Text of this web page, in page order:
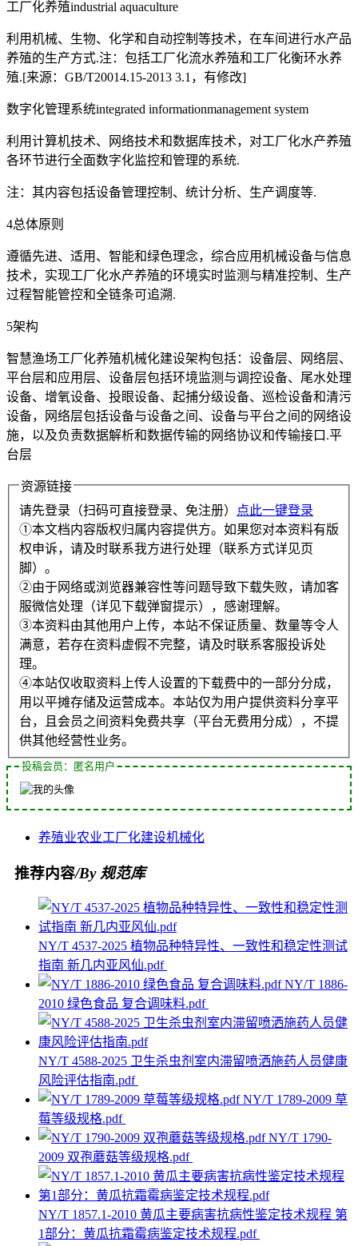
工厂化养殖industrial aquaculture
利用机械、生物、化学和自动控制等技术，在车间进行水产品
养殖的生产方式.注：包括工厂化流水养殖和工厂化衡环水养
殖.[来源：GB/T20014.15-2013 3.1，有修改]
数字化管理系统integrated informationmanagement system
利用计算机技术、网络技术和数据库技术，对工厂化水产养殖
各环节进行全面数字化监控和管理的系统.
注：其内容包括设备管理控制、统计分析、生产调度等.
4总体原则
遵循先进、适用、智能和绿色理念，综合应用机械设备与信息
技术，实现工厂化水产养殖的环境实时监测与精准控制、生产
过程智能管控和全链条可追溯.
5架构
智慧渔场工厂化养殖机械化建设架构包括：设备层、网络层、
平台层和应用层、设备层包括环境监测与调控设备、尾水处理
设备、增氧设备、投眼设备、起捕分级设备、巡检设备和清污
设备，网络层包括设备与设备之间、设备与平台之间的网络设
施，以及负责数据解析和数据传输的网络协议和传输接口.平
台层
资源链接
请先登录（扫码可直接登录、免注册）
点此一键登录
①本文档内容版权归属内容提供方。如果您对本资料有版
权申诉，请及时联系我方进行处理（联系方式详见页
脚）。
②由于网络或浏览器兼容性等问题导致下载失败，请加客
服微信处理（详见下载弹窗提示），感谢理解。
③本资料由其他用户上传，本站不保证质量、数量等令人
满意，若存在资料虚假不完整，请及时联系客服投诉处
理。
④本站仅收取资料上传人设置的下载费中的一部分分成，
用以平摊存储及运营成本。本站仅为用户提供资料分享平
台，且会员之间资料免费共享（平台无费用分成），不提
供其他经营性业务。
投稿会员：匿名用户
养殖业农业工厂化建设机械化
推荐内容/By 规范库
NY/T 4537-2025 植物品种特异性、一致性和稳定性测试
指南 新几内亚风仙.pdf
NY/T 1886-
2010 绿色食品 复合调味料.pdf
NY/T 4588-2025 卫生杀虫剂室内滞留喷洒施药人员健康
风险评估指南.pdf
NY/T 1789-2009 草
莓等级规格.pdf
NY/T 1790-
2009 双孢蘑菇等级规格.pdf
NY/T 1857.1-2010 黄瓜主要病害抗病性鉴定技术规程 第
1部分：黄瓜抗霜霉病鉴定技术规程.pdf